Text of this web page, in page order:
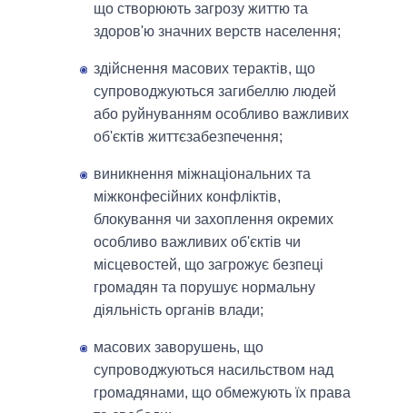
що створюють загрозу життю та
здоров'ю значних верств населення;
здійснення масових терактів, що
супроводжуються загибеллю людей
або руйнуванням особливо важливих
об'єктів життєзабезпечення;
виникнення міжнаціональних та
міжконфесійних конфліктів,
блокування чи захоплення окремих
особливо важливих об'єктів чи
місцевостей, що загрожує безпеці
громадян та порушує нормальну
діяльність органів влади;
масових заворушень, що
супроводжуються насильством над
громадянами, що обмежують їх права